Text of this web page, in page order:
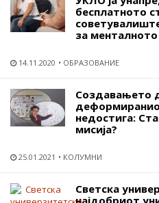
бесплатното
за
14.11.2020 ОБРАЗОВАНИЕ
Создавањето
недостига:
мисија?
25.01.2021 КОЛУМНИ
Светска